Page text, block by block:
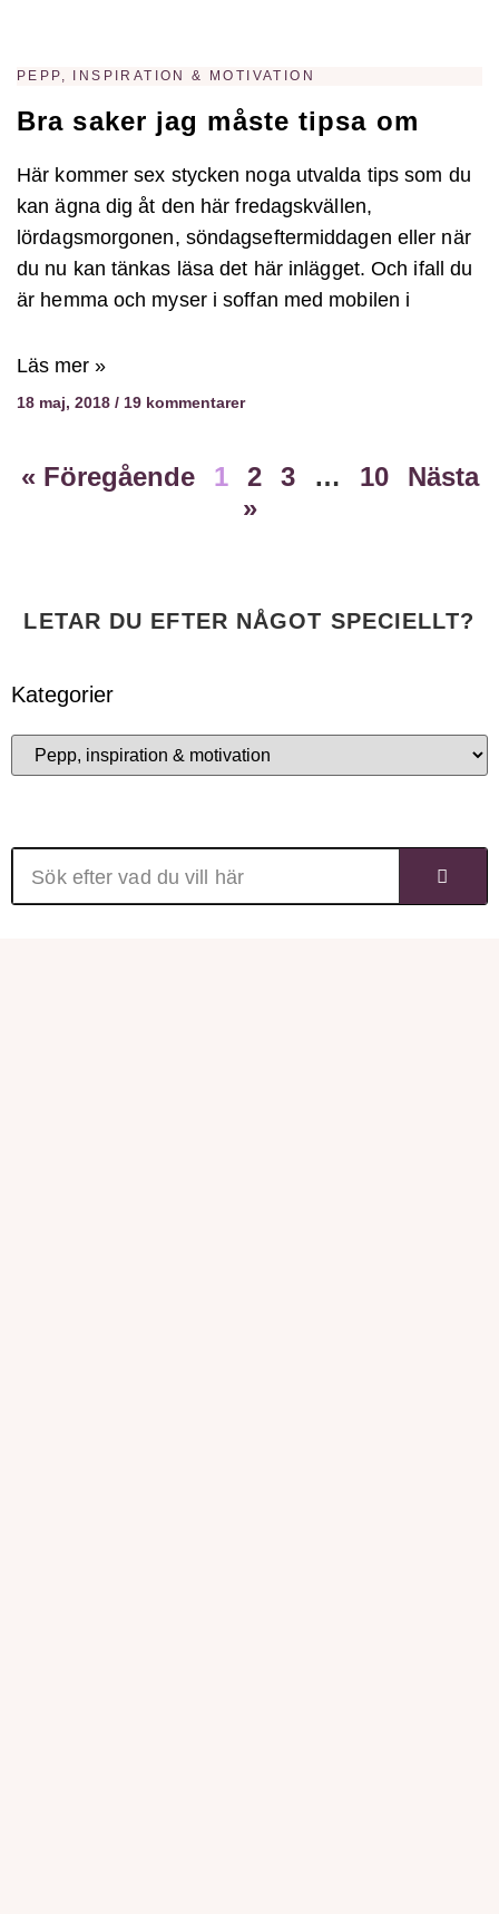
PEPP, INSPIRATION & MOTIVATION
Bra saker jag måste tipsa om
Här kommer sex stycken noga utvalda tips som du
kan ägna dig åt den här fredagskvällen,
lördagsmorgonen, söndagseftermiddagen eller när
du nu kan tänkas läsa det här inlägget. Och ifall du
är hemma och myser i soffan med mobilen i
Läs mer »
18 maj, 2018 19 kommentarer
« Föregående 1 2 3 … 10
Nästa
»
LETAR DU EFTER NÅGOT SPECIELLT?
Kategorier